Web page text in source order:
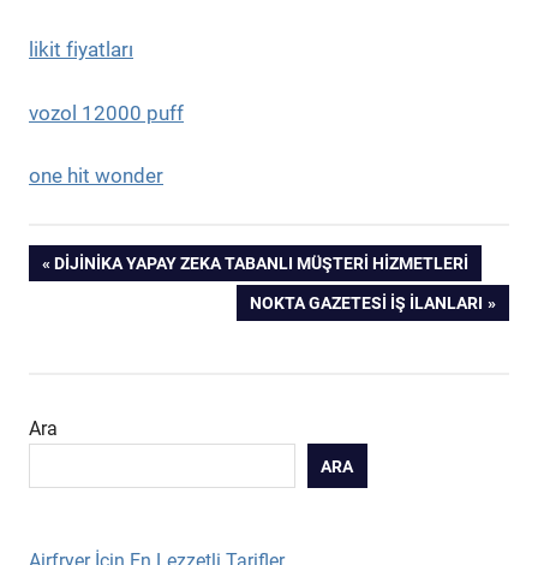
likit fiyatları
vozol 12000 puff
one hit wonder
Yazı
PREVIOUS
DIJINIKA YAPAY ZEKA TABANLI MÜŞTERI HIZMETLERI
NEXT
NOKTA GAZETESI İŞ İLANLARI
Ara
ARA